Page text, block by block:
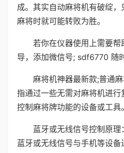
成。其实自动麻将机有破绽
麻将时就可能转败为胜。
若你在仪器使用上需要
导，添加微信号; sdf6770 随
麻将机神器最新款;普通
指通过一些无需对麻将机进
控制麻将牌功能的设备或工具。
蓝牙或无线信号控制原
蓝牙或无线信号与手机等设